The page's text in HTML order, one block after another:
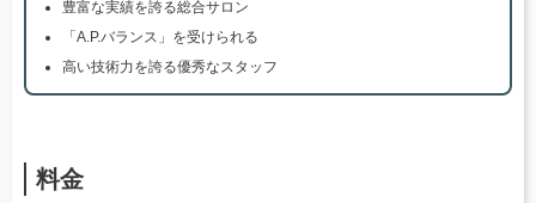
豊富な実績を誇る総合サロン
「A.P.バランス」を受けられる
高い技術力を誇る優秀なスタッフ
料金